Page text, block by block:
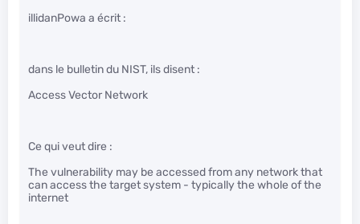
illidanPowa a écrit :
dans le bulletin du NIST, ils disent :
Access Vector Network
Ce qui veut dire :
The vulnerability may be accessed from any network that
can access the target system - typically the whole of the
internet